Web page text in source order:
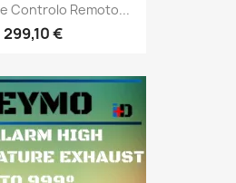
Controlo Remoto...
299,10 €